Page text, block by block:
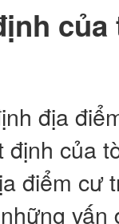
địa
của
điểm cư